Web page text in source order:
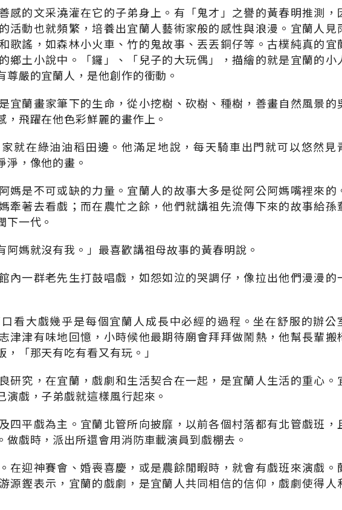
感的文采澆灌在它的子弟身上。有「鬼才」之譽的黃春明推測，
活動也就頻繁，培養出宜蘭人藝術家般的感性與浪漫。宜蘭人見
歌謠，如森林小火車、竹的鬼故事、丟丟銅仔等。古樸純真的宜
鄉土小說中。「鑼」、「兒子的大玩偶」，描繪的就是宜蘭的小
嚴的宜蘭人，是他創作的衝動。
宜蘭畫家筆下的生命，從小挖樹、砍樹、種樹，善畫自然風景的
飛躍在他色彩鮮麗的畫作上。
就在綠油油稻田邊。他滿足地說，每天騎車出門就可以悠然見
淨，像他的畫。
媽是不可或缺的力量。宜蘭人的故事大多是從阿公阿媽嘴裡來的
牽著去看戲；而在農忙之餘，他們就講祖先流傳下來的故事給孫
下一代。
阿媽就沒有我。」最喜歡講祖母故事的黃春明說。
內一群老先生打鼓唱戲，如怨如泣的哭調仔，像拉出他們漫漫的
看大戲幾乎是每個宜蘭人成長中必經的過程。坐在舒服的辦公
津津有味地回憶，小時候他最期待廟會拜拜做鬧熱，他幫長輩搬
「那天有吃有看又有玩。」
研究，在宜蘭，戲劇和生活契合在一起，是宜蘭人生活的重心。
戲，子弟戲就這樣風行起來。
四平戲為主。宜蘭北管所向披靡，以前各個村落都有北管戲班，
做戲時，派出所還會用消防車載演員到戲棚去。
在迎神賽會、婚喪喜慶，或是農餘閒暇時，就會有戲班來演戲。
源鏗表示，宜蘭的戲劇，是宜蘭人共同相信的信仰，戲劇使得人